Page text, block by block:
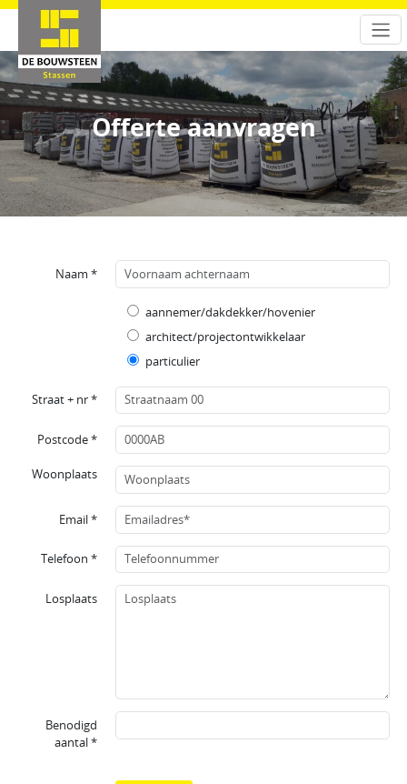
Offerte aanvragen
Naam *
aannemer/dakdekker/hovenier
architect/projectontwikkelaar
particulier
Straat + nr *
Postcode *
Woonplaats
Email *
Telefoon *
Losplaats
Benodigd
aantal *